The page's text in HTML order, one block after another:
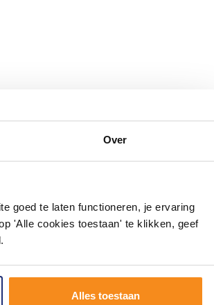
Over
goed te laten functioneren, je ervaring
'Alle cookies toestaan' te klikken, geef
Alles toestaan
tag @megadumpnl. Samen bouwen we
je mee?